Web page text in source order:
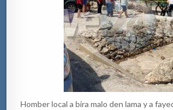
Homber local a bira malo den lama y a